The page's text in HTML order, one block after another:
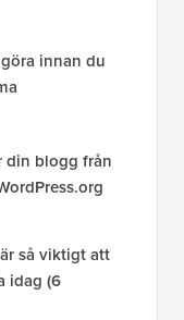
innan du
din blogg från
så viktigt att
idag (6